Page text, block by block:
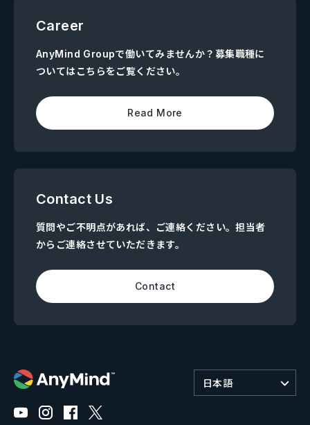
Career
AnyMind Groupで働いてみませんか？募集職種に
ついてはこちらをご覧ください。
Read More
Contact Us
質問やご不明点があれば、ご連絡ください。担当者
からご連絡させていただきます。
Contact
日本語